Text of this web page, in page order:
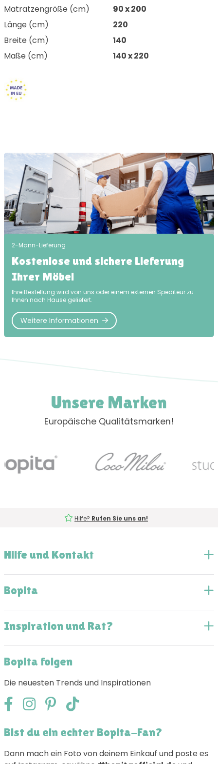
Matratzengröße (cm)
90 x 200
Länge (cm)
220
Breite (cm)
140
Maße (cm)
140 x 220
2-Mann-Lieferung
Kostenlose und sichere Lieferung
Ihrer Möbel
Ihre Bestellung wird von uns oder einem externen Spediteur zu
Ihnen nach Hause geliefert.
Weitere Informationen
Unsere Marken
Europäische Qualitätsmarken!
Hilfe? Rufen Sie uns an!
Hilfe und Kontakt
Bopita
Inspiration und Rat?
Bopita folgen
Die neuesten Trends und Inspirationen
Bist du ein echter Bopita-Fan?
Dann mach ein Foto von deinem Einkauf und poste es